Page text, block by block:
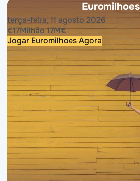
Euromilhoes
terça-feira, 11 agosto 2026
€17Milhão17M€
Jogar Euromilhoes Agora